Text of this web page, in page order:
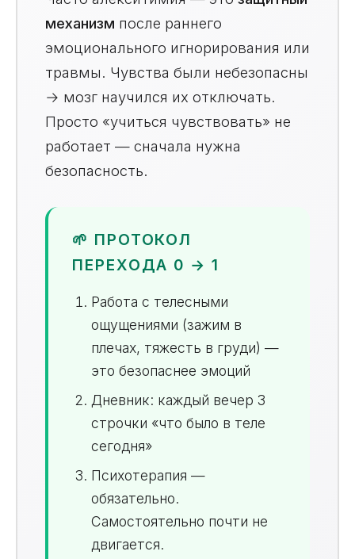
механизм после раннего
эмоционального игнорирования или
травмы. Чувства были небезопасны
→ мозг научился их отключать.
Просто «учиться чувствовать» не
работает — сначала нужна
безопасность.
🌱 ПРОТОКОЛ
ПЕРЕХОДА 0 → 1
Работа с телесными
ощущениями (зажим в
плечах, тяжесть в груди) —
это безопаснее эмоций
Дневник: каждый вечер 3
строчки «что было в теле
сегодня»
Психотерапия —
обязательно.
Самостоятельно почти не
двигается.